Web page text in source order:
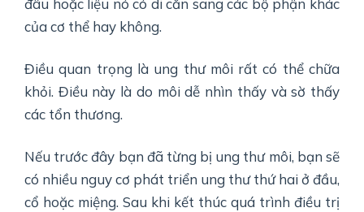
đâu hoặc liệu nó có di căn sang các bộ phận khác
của cơ thể hay không.
Điều quan trọng là ung thư môi rất có thể chữa
khỏi. Điều này là do môi dễ nhìn thấy và sờ thấy
các tổn thương.
Nếu trước đây bạn đã từng bị ung thư môi, bạn sẽ
có nhiều nguy cơ phát triển ung thư thứ hai ở đầu,
cổ hoặc miệng. Sau khi kết thúc quá trình điều trị